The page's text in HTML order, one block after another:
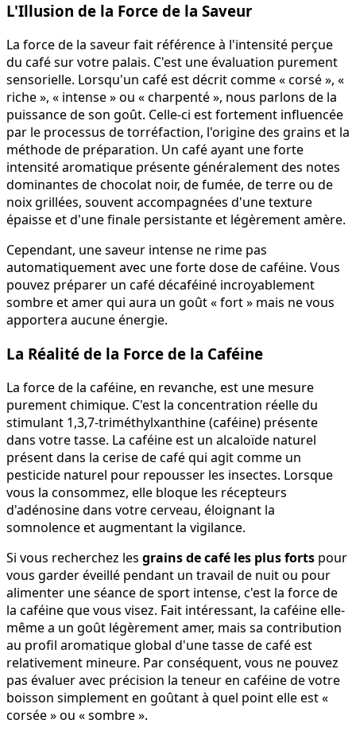
L'Illusion de la Force de la Saveur
La force de la saveur fait référence à l'intensité perçue
du café sur votre palais. C'est une évaluation purement
sensorielle. Lorsqu'un café est décrit comme « corsé », «
riche », « intense » ou « charpenté », nous parlons de la
puissance de son goût. Celle-ci est fortement influencée
par le processus de torréfaction, l'origine des grains et la
méthode de préparation. Un café ayant une forte
intensité aromatique présente généralement des notes
dominantes de chocolat noir, de fumée, de terre ou de
noix grillées, souvent accompagnées d'une texture
épaisse et d'une finale persistante et légèrement amère.
Cependant, une saveur intense ne rime pas
automatiquement avec une forte dose de caféine. Vous
pouvez préparer un café décaféiné incroyablement
sombre et amer qui aura un goût « fort » mais ne vous
apportera aucune énergie.
La Réalité de la Force de la Caféine
La force de la caféine, en revanche, est une mesure
purement chimique. C'est la concentration réelle du
stimulant 1,3,7-triméthylxanthine (caféine) présente
dans votre tasse. La caféine est un alcaloïde naturel
présent dans la cerise de café qui agit comme un
pesticide naturel pour repousser les insectes. Lorsque
vous la consommez, elle bloque les récepteurs
d'adénosine dans votre cerveau, éloignant la
somnolence et augmentant la vigilance.
Si vous recherchez les grains de café les plus forts pour
vous garder éveillé pendant un travail de nuit ou pour
alimenter une séance de sport intense, c'est la force de
la caféine que vous visez. Fait intéressant, la caféine elle-
même a un goût légèrement amer, mais sa contribution
au profil aromatique global d'une tasse de café est
relativement mineure. Par conséquent, vous ne pouvez
pas évaluer avec précision la teneur en caféine de votre
boisson simplement en goûtant à quel point elle est «
corsée » ou « sombre ».